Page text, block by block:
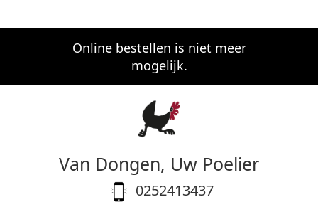
Online bestellen is niet meer
mogelijk.
Van Dongen, Uw Poelier
0252413437